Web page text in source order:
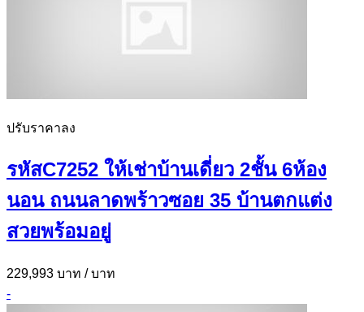
ปรับราคาลง
รหัสC7252 ให้เช่าบ้านเดี่ยว 2ชั้น 6ห้อง
นอน ถนนลาดพร้าวซอย 35 บ้านตกแต่ง
สวยพร้อมอยู่
229,993 บาท / บาท
-